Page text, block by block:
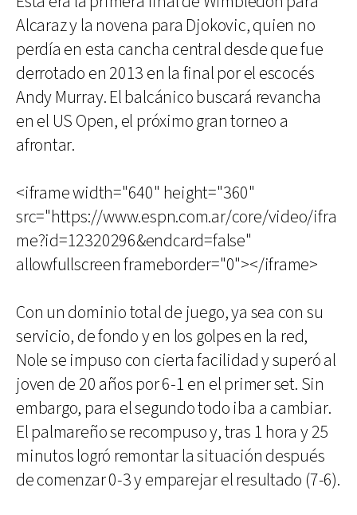
Alcaraz y la novena para Djokovic, quien no
perdía en esta cancha central desde que fue
derrotado en 2013 en la final por el escocés
Andy Murray. El balcánico buscará revancha
en el US Open, el próximo gran torneo a
afrontar.
<iframe width="640" height="360"
src="https://www.espn.com.ar/core/video/ifra
me?id=12320296&endcard=false"
allowfullscreen frameborder="0"></iframe>
Con un dominio total de juego, ya sea con su
servicio, de fondo y en los golpes en la red,
Nole se impuso con cierta facilidad y superó al
joven de 20 años por 6-1 en el primer set. Sin
embargo, para el segundo todo iba a cambiar.
El palmareño se recompuso y, tras 1 hora y 25
minutos logró remontar la situación después
de comenzar 0-3 y emparejar el resultado (7-6).